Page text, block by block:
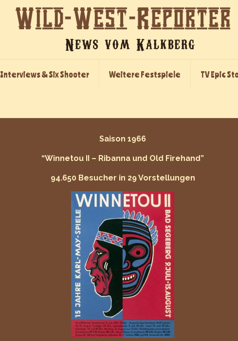
Interviews & Six Shooter Weitere Festspiele TV Epic
Saison 1966
“Winnetou II – Ribanna und Old Firehand”
94.650 Besucher in 29 Vorstellungen